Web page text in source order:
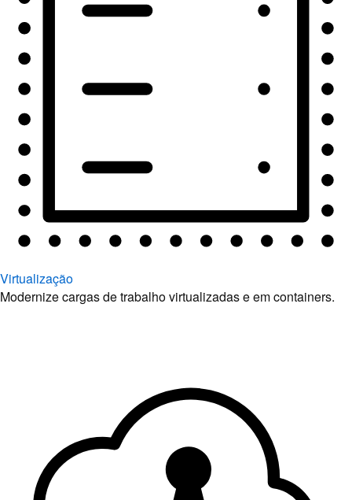
Virtualização
Modernize cargas de trabalho virtualizadas e em containers.